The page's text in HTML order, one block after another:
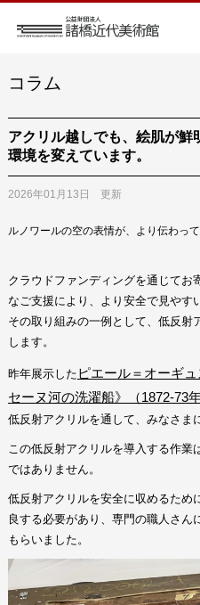
コラム
アクリル越しでも、絵肌が鮮
環境を変えています。
2026年01月13日 更新
ルノワールの空の表情が、より伝わっ
クラウドファンディングを通じてお
なご支援により、より安全で見やす
その取り組みの一例として、低反射
します。
昨年展示した ピエール＝オーギ
セーヌ河の洗濯船》（1872-73年
低反射アクリルを通して、みなさま
この低反射アクリルを導入する作業
ではありません。
低反射アクリルを安全に収めるため
良する必要があり、専門の職人さん
もらいました。